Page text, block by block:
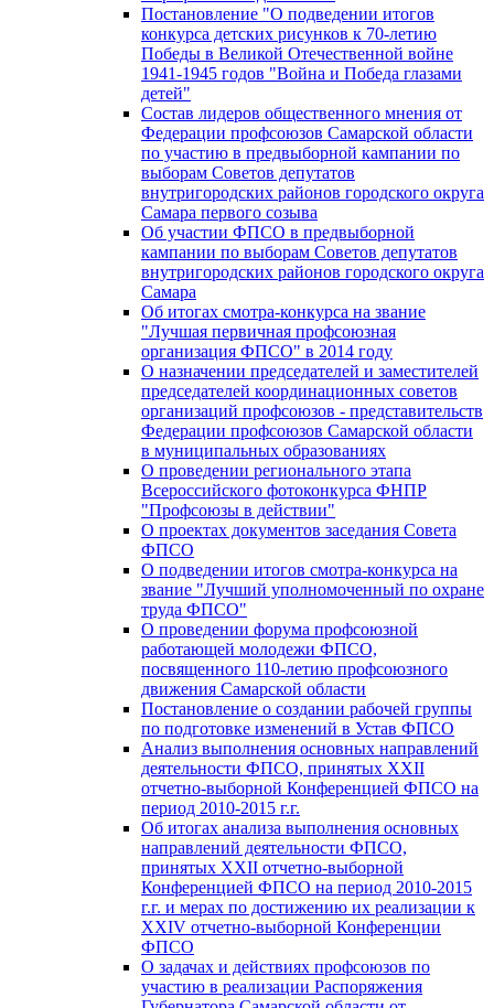
Постановление "О подведении итогов
конкурса детских рисунков к 70-летию
Победы в Великой Отечественной войне
1941-1945 годов "Война и Победа глазами
детей"
Состав лидеров общественного мнения от
Федерации профсоюзов Самарской области
по участию в предвыборной кампании по
выборам Советов депутатов
внутригородских районов городского округа
Самара первого созыва
Об участии ФПСО в предвыборной
кампании по выборам Советов депутатов
внутригородских районов городского округа
Самара
Об итогах смотра-конкурса на звание
"Лучшая первичная профсоюзная
организация ФПСО" в 2014 году
О назначении председателей и заместителей
председателей координационных советов
организаций профсоюзов - представительств
Федерации профсоюзов Самарской области
в муниципальных образованиях
О проведении регионального этапа
Всероссийского фотоконкурса ФНПР
"Профсоюзы в действии"
О проектах документов заседания Совета
ФПСО
О подведении итогов смотра-конкурса на
звание "Лучший уполномоченный по охране
труда ФПСО"
О проведении форума профсоюзной
работающей молодежи ФПСО,
посвященного 110-летию профсоюзного
движения Самарской области
Постановление о создании рабочей группы
по подготовке изменений в Устав ФПСО
Анализ выполнения основных направлений
деятельности ФПСО, принятых XXII
отчетно-выборной Конференцией ФПСО на
период 2010-2015 г.г.
Об итогах анализа выполнения основных
направлений деятельности ФПСО,
принятых XXII отчетно-выборной
Конференцией ФПСО на период 2010-2015
г.г. и мерах по достижению их реализации к
XXIV отчетно-выборной Конференции
ФПСО
О задачах и действиях профсоюзов по
участию в реализации Распоряжения